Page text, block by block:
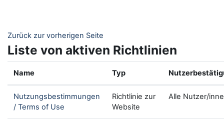
Zurück zur vorherigen Seite
Liste von aktiven Richtlinien
Name Typ
Nutzungsbestimmungen
/ Terms of Use
Richtlinie zur
Website
Alle Nutzer/